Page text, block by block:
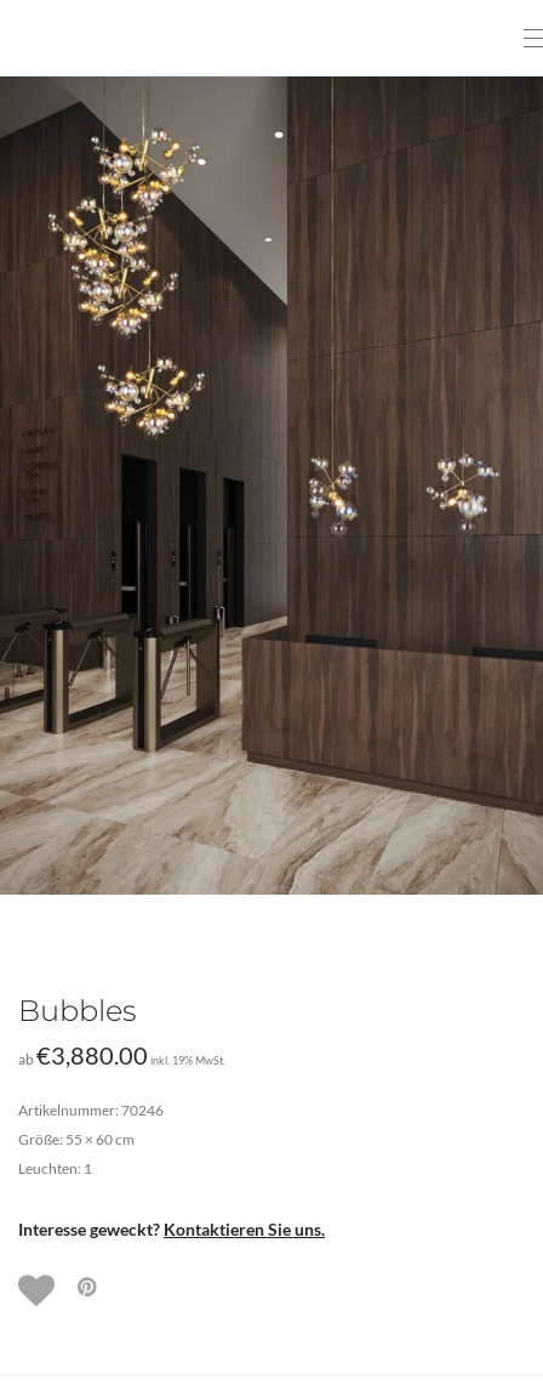
Bubbles
ab€3,880.00 inkl. 19% MwSt.
Artikelnummer: 70246
Größe: 55 × 60 cm
Leuchten: 1
Interesse geweckt? Kontaktieren Sie uns.